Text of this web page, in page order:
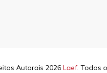
Autorais 2026 Laef. Todos